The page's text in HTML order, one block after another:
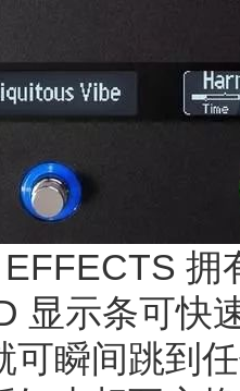
拥
显示条可快
可瞬间跳到